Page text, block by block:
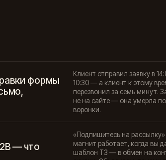
формы
Клиент отправил заявку в
10:30 — а клиент к этому
перезвонил за семь минут.
не на сайте — она умерла
воронки.
— что
«Подпишитесь на
магнит работает, когда вы
шаблон ТЗ — в обмен на